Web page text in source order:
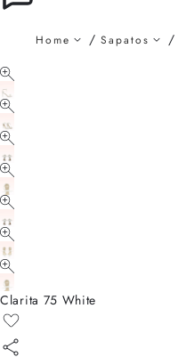
Home Sapatos
Clarita 75 White